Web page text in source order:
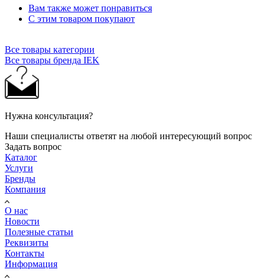
Вам также может понравиться
С этим товаром покупают
Все товары категории
Все товары бренда IEK
Нужна консультация?
Наши специалисты ответят на любой интересующий вопрос
Задать вопрос
Каталог
Услуги
Бренды
Компания
О нас
Новости
Полезные статьи
Реквизиты
Контакты
Информация